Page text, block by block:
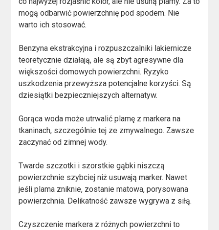
mogą odbarwić powierzchnię pod spodem. Nie
warto ich stosować.
Benzyna ekstrakcyjna i rozpuszczalniki lakiernicze
teoretycznie działają, ale są zbyt agresywne dla
większości domowych powierzchni. Ryzyko
uszkodzenia przewyższa potencjalne korzyści. Są
dziesiątki bezpieczniejszych alternatyw.
Gorąca woda może utrwalić plamę z markera na
tkaninach, szczególnie tej ze zmywalnego. Zawsze
zaczynać od zimnej wody.
Twarde szczotki i szorstkie gąbki niszczą
powierzchnie szybciej niż usuwają marker. Nawet
jeśli plama zniknie, zostanie matowa, porysowana
powierzchnia. Delikatność zawsze wygrywa z siłą.
Czyszczenie markera z różnych powierzchni to